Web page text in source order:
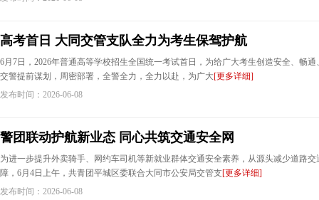
高考首日 大同交管支队全力为考生保驾护航
6月7日，2026年普通高等学校招生全国统一考试首日，为给广大考生创造安全、畅
交警提前谋划，周密部署，全警全力，全力以赴，为广大[更多详细]
发布时间：2026-06-08
警团联动护航新业态 同心共筑交通安全网
为进一步提升外卖骑手、网约车司机等新就业群体交通安全素养，从源头减少道路
障，6月4日上午，共青团平城区委联合大同市公安局交管支[更多详细]
发布时间：2026-06-08